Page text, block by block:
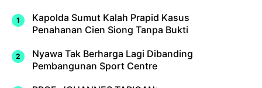
Kapolda Sumut Kalah Prapid Kasus
Penahanan Cien Siong Tanpa Bukti
Nyawa Tak Berharga Lagi Dibanding
Pembangunan Sport Centre